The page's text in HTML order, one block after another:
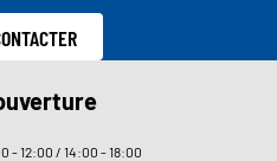
- 12:00 / 14:00 - 18:00